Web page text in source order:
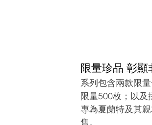
限量珍品 彰顯
系列包含兩款限
限量500枚；以及
專為夏蘭特及其
售。